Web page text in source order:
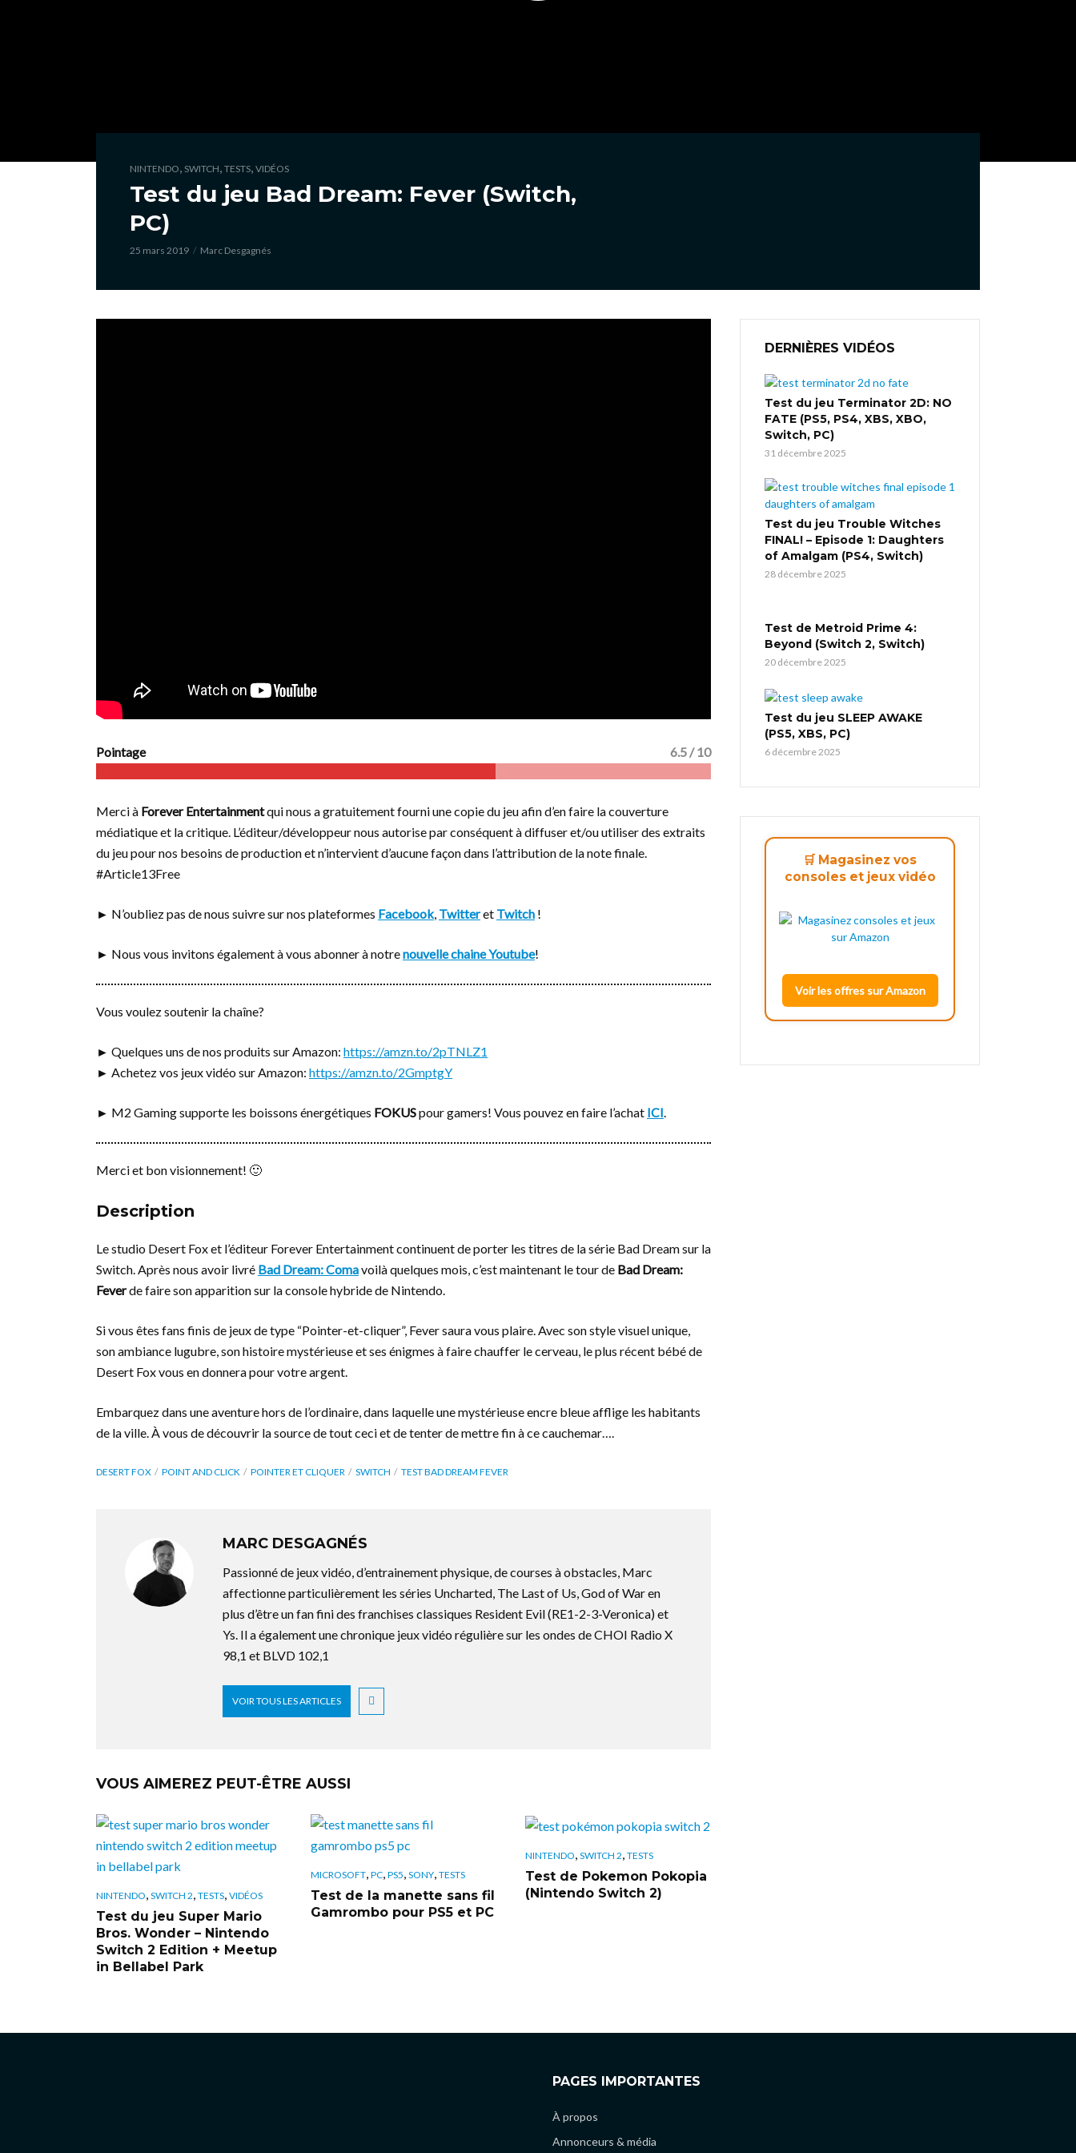
NINTENDO, SWITCH, TESTS, VIDÉOS
Test du jeu Bad Dream: Fever (Switch,
PC)
25 mars 2019 Marc Desgagnés
Pointage 6.5 / 10
Merci à Forever Entertainmentqui nous a gratuitement fourni une copie du jeu afin d’en faire la couverture
médiatique et la critique. L’éditeur/développeur nous autorise par conséquent à diffuser et/ou utiliser des extraits
du jeu pour nos besoins de production et n’intervient d’aucune façon dans l’attribution de la note finale.
#Article13Free
► N’oubliez pas de nous suivre sur nos plateformes Facebook, Twitteret Twitch !
► Nous vous invitons également à vous abonner à notrenouvelle chaine Youtube!
Vous voulez soutenir la chaîne?
► Quelques uns de nos produits sur Amazon: https://amzn.to/2pTNLZ1
► Achetez vos jeux vidéo sur Amazon: https://amzn.to/2GmptgY
► M2 Gaming supporte les boissons énergétiques FOKUSpour gamers! Vous pouvez en faire l’achat ICI.
Merci et bon visionnement! 🙂
Description
Le studio Desert Fox et l’éditeur Forever Entertainment continuent de porter les titres de la série Bad Dream sur la
Switch. Après nous avoir livré Bad Dream: Comavoilà quelques mois, c’est maintenant le tour de Bad Dream:
Feverde faire son apparition sur la console hybride de Nintendo.
Si vous êtes fans finis de jeux de type “Pointer-et-cliquer”, Fever saura vous plaire. Avec son style visuel unique,
son ambiance lugubre, son histoire mystérieuse et ses énigmes à faire chauffer le cerveau, le plus récent bébé de
Desert Fox vous en donnera pour votre argent.
Embarquez dans une aventure hors de l’ordinaire, dans laquelle une mystérieuse encre bleue afflige les habitants
de la ville. À vous de découvrir la source de tout ceci et de tenter de mettre fin à ce cauchemar….
DESERT FOX POINT AND CLICK POINTER ET CLIQUER SWITCH TEST BAD DREAM FEVER
MARC DESGAGNÉS
Passionné de jeux vidéo, d’entrainement physique, de courses à obstacles, Marc
affectionne particulièrement les séries Uncharted, The Last of Us, God of War en
plus d’être un fan fini des franchises classiques Resident Evil (RE1-2-3-Veronica) et
Ys. Il a également une chronique jeux vidéo régulière sur les ondes de CHOI Radio X
98,1 et BLVD 102,1
VOIR TOUS LES ARTICLES
VOUS AIMEREZ PEUT-ÊTRE AUSSI
NINTENDO, SWITCH 2, TESTS, VIDÉOS
Test du jeu Super Mario
Bros. Wonder – Nintendo
Switch 2 Edition + Meetup
in Bellabel Park
MICROSOFT, PC, PS5, SONY, TESTS
Test de la manette sans fil
Gamrombo pour PS5 et PC
NINTENDO, SWITCH 2, TESTS
Test de Pokemon Pokopia
(Nintendo Switch 2)
DERNIÈRES VIDÉOS
Test du jeu Terminator 2D: NO
FATE (PS5, PS4, XBS, XBO,
Switch, PC)
31 décembre 2025
Test du jeu Trouble Witches
FINAL! – Episode 1: Daughters
of Amalgam (PS4, Switch)
28 décembre 2025
Test de Metroid Prime 4:
Beyond (Switch 2, Switch)
20 décembre 2025
Test du jeu SLEEP AWAKE
(PS5, XBS, PC)
6 décembre 2025
🛒 Magasinez vos
consoles et jeux vidéo
Voir les offres sur Amazon
PAGES IMPORTANTES
À propos
Annonceurs & média